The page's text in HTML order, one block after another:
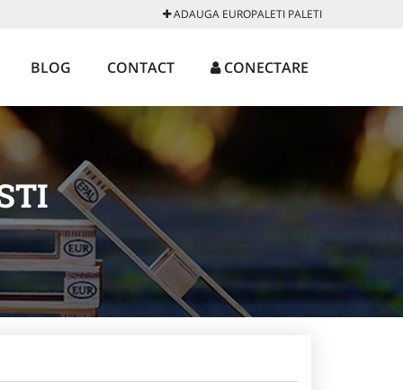
ADAUGA EUROPALETI PALETI
BLOG CONTACT CONECTARE